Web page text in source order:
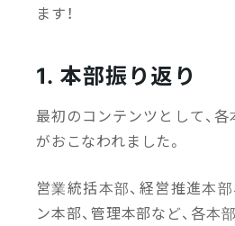
ます！
1. 本部振り返り
最初のコンテンツとして、
がおこなわれました。
営業統括本部、経営推進本
ン本部、管理本部など、各本